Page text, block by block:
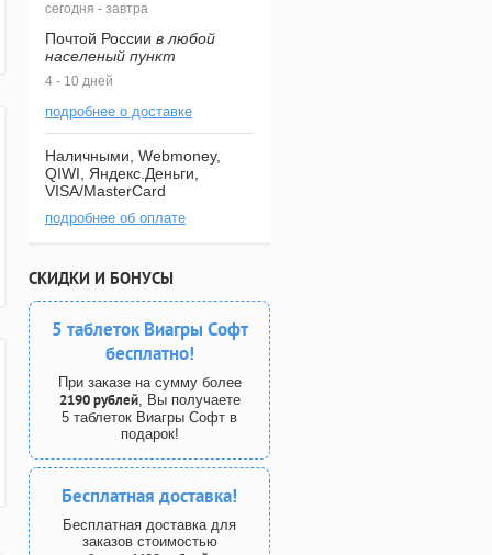
сегодня - завтра
Почтой России в любой
населеный пункт
4 - 10 дней
подробнее о доставке
Наличными, Webmoney,
QIWI, Яндекс.Деньги,
VISA/MasterCard
подробнее об оплате
СКИДКИ И БОНУСЫ
5 таблеток Виагры Софт
бесплатно!
При заказе на сумму более
2190 рублей, Вы получаете
5 таблеток Виагры Софт в
подарок!
Бесплатная доставка!
Бесплатная доставка для
заказов стоимостью